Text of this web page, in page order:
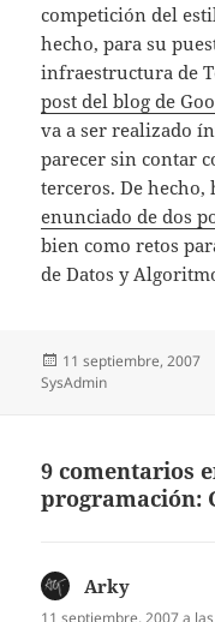
competición del
hecho, para su
infraestructura de
post del blog de
va a ser realizado
parecer sin contar
terceros. De
enunciado de dos
bien como retos
de Datos y
Publicado
el
11 septiembre, 2007
SysAdmin
9 comentarios
programación:
Arky
11 septiembre, 2007 a